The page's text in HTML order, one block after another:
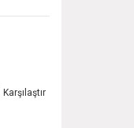
Karşılaştır